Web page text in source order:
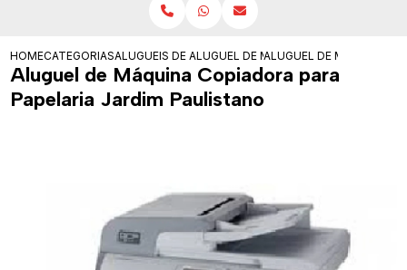
HOMECATEGORIASALUGUEIS DE COPIADORASALUGUEL DE MAQUINA COPIADORA
ALUGUEL DE MAQUINA
Aluguel de Máquina Copiadora para
Papelaria Jardim Paulistano